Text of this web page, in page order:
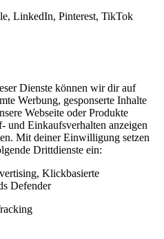
LinkedIn, Pinterest, TikTok
Dienste können wir dir auf
Werbung, gesponserte Inhalte
Webseite oder Produkte
und Einkaufsverhalten anzeigen
Mit deiner Einwilligung setzen
Drittdienste ein:
Klickbasierte
Defender